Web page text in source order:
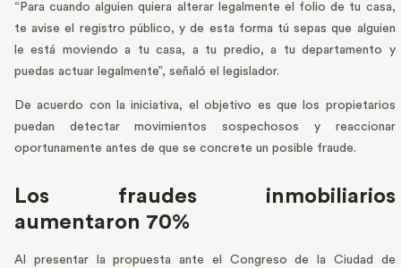
“Para cuando alguien quiera alterar legalmente el folio de tu casa,
te avise el registro público, y de esta forma tú sepas que alguien
le está moviendo a tu casa, a tu predio, a tu departamento y
puedas actuar legalmente”, señaló el legislador.
De acuerdo con la iniciativa, el objetivo es que los propietarios
puedan detectar movimientos sospechosos y reaccionar
oportunamente antes de que se concrete un posible fraude.
Los fraudes inmobiliarios
aumentaron 70%
Al presentar la propuesta ante el Congreso de la Ciudad de